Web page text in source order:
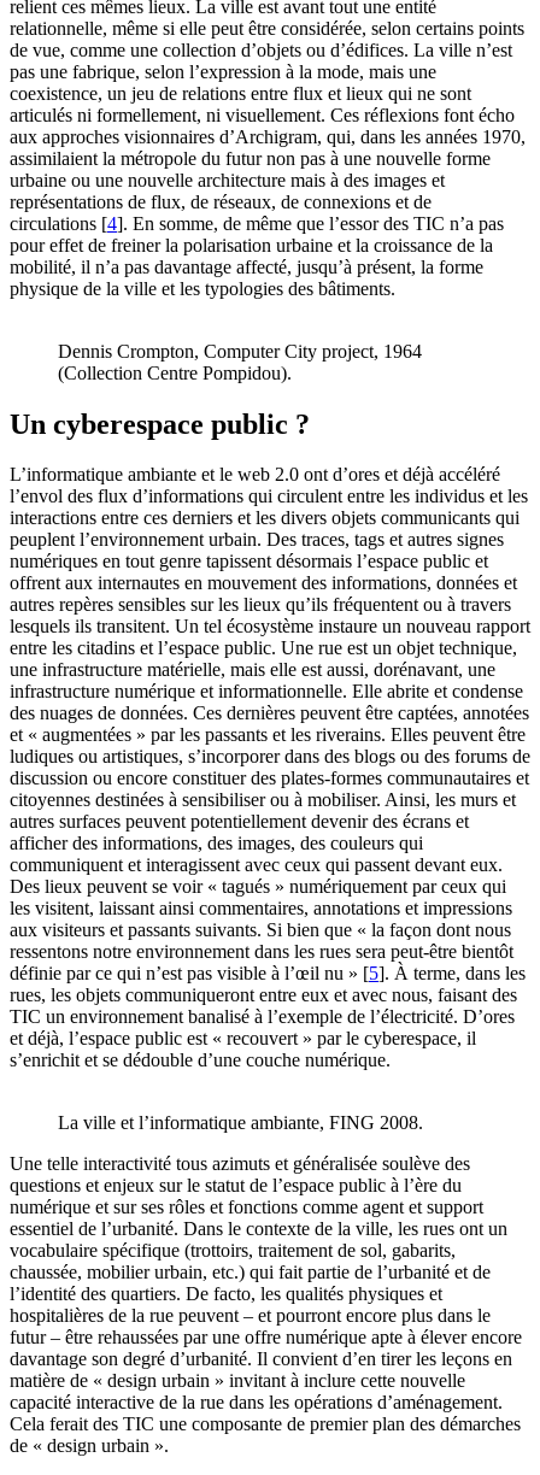
relient ces mêmes lieux. La ville est avant tout une entité
relationnelle, même si elle peut être considérée, selon certains points
de vue, comme une collection d’objets ou d’édifices. La ville n’est
pas une fabrique, selon l’expression à la mode, mais une
coexistence, un jeu de relations entre flux et lieux qui ne sont
articulés ni formellement, ni visuellement. Ces réflexions font écho
aux approches visionnaires d’Archigram, qui, dans les années 1970,
assimilaient la métropole du futur non pas à une nouvelle forme
urbaine ou une nouvelle architecture mais à des images et
représentations de flux, de réseaux, de connexions et de
circulations [4]. En somme, de même que l’essor des TIC n’a pas
pour effet de freiner la polarisation urbaine et la croissance de la
mobilité, il n’a pas davantage affecté, jusqu’à présent, la forme
physique de la ville et les typologies des bâtiments.
Dennis Crompton, Computer City project, 1964
(Collection Centre Pompidou).
Un cyberespace public ?
L’informatique ambiante et le web 2.0 ont d’ores et déjà accéléré
l’envol des flux d’informations qui circulent entre les individus et les
interactions entre ces derniers et les divers objets communicants qui
peuplent l’environnement urbain. Des traces, tags et autres signes
numériques en tout genre tapissent désormais l’espace public et
offrent aux internautes en mouvement des informations, données et
autres repères sensibles sur les lieux qu’ils fréquentent ou à travers
lesquels ils transitent. Un tel écosystème instaure un nouveau rapport
entre les citadins et l’espace public. Une rue est un objet technique,
une infrastructure matérielle, mais elle est aussi, dorénavant, une
infrastructure numérique et informationnelle. Elle abrite et condense
des nuages de données. Ces dernières peuvent être captées, annotées
et « augmentées » par les passants et les riverains. Elles peuvent être
ludiques ou artistiques, s’incorporer dans des blogs ou des forums de
discussion ou encore constituer des plates-formes communautaires et
citoyennes destinées à sensibiliser ou à mobiliser. Ainsi, les murs et
autres surfaces peuvent potentiellement devenir des écrans et
afficher des informations, des images, des couleurs qui
communiquent et interagissent avec ceux qui passent devant eux.
Des lieux peuvent se voir « tagués » numériquement par ceux qui
les visitent, laissant ainsi commentaires, annotations et impressions
aux visiteurs et passants suivants. Si bien que « la façon dont nous
ressentons notre environnement dans les rues sera peut-être bientôt
définie par ce qui n’est pas visible à l’œil nu » [5]. À terme, dans les
rues, les objets communiqueront entre eux et avec nous, faisant des
TIC un environnement banalisé à l’exemple de l’électricité. D’ores
et déjà, l’espace public est « recouvert » par le cyberespace, il
s’enrichit et se dédouble d’une couche numérique.
La ville et l’informatique ambiante, FING 2008.
Une telle interactivité tous azimuts et généralisée soulève des
questions et enjeux sur le statut de l’espace public à l’ère du
numérique et sur ses rôles et fonctions comme agent et support
essentiel de l’urbanité. Dans le contexte de la ville, les rues ont un
vocabulaire spécifique (trottoirs, traitement de sol, gabarits,
chaussée, mobilier urbain, etc.) qui fait partie de l’urbanité et de
l’identité des quartiers. De facto, les qualités physiques et
hospitalières de la rue peuvent – et pourront encore plus dans le
futur – être rehaussées par une offre numérique apte à élever encore
davantage son degré d’urbanité. Il convient d’en tirer les leçons en
matière de « design urbain » invitant à inclure cette nouvelle
capacité interactive de la rue dans les opérations d’aménagement.
Cela ferait des TIC une composante de premier plan des démarches
de « design urbain ».